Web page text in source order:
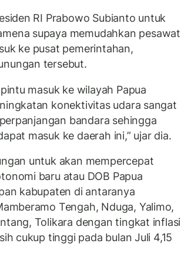
RI Prabowo Subianto untuk
supaya memudahkan pesawat
ke pusat pemerintahan,
tersebut.
masuk ke wilayah Papua
konektivitas udara sangat
bandara sehingga
masuk ke daerah ini,” ujar dia.
untuk akan mempercepat
baru atau DOB Papua
kabupaten di antaranya
Tengah, Nduga, Yalimo,
Tolikara dengan tingkat inflasi
cukup tinggi pada bulan Juli 4,15